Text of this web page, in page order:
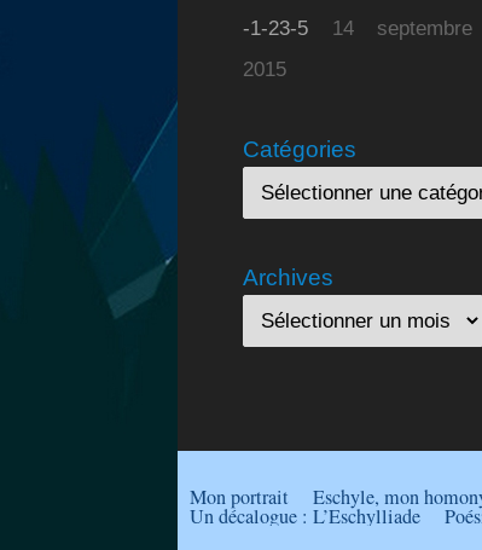
-1-23-5
14 septembre
2015
Catégories
Archives
Mon portrait Eschyle, mon
Un décalogue : L’Eschylliade